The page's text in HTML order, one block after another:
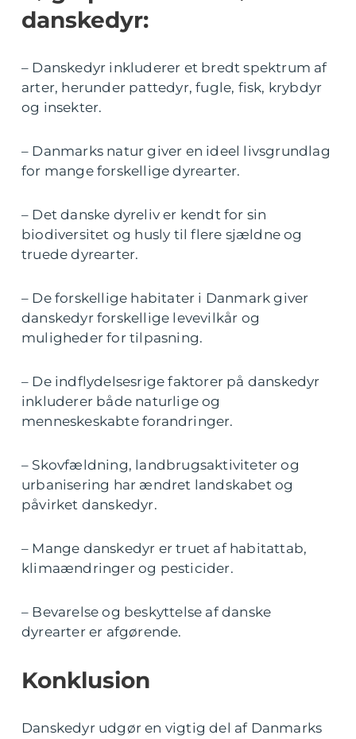
danskedyr:
– Danskedyr inkluderer et bredt spektrum af
arter, herunder pattedyr, fugle, fisk, krybdyr
og insekter.
– Danmarks natur giver en ideel livsgrundlag
for mange forskellige dyrearter.
– Det danske dyreliv er kendt for sin
biodiversitet og husly til flere sjældne og
truede dyrearter.
– De forskellige habitater i Danmark giver
danskedyr forskellige levevilkår og
muligheder for tilpasning.
– De indflydelsesrige faktorer på danskedyr
inkluderer både naturlige og
menneskeskabte forandringer.
– Skovfældning, landbrugsaktiviteter og
urbanisering har ændret landskabet og
påvirket danskedyr.
– Mange danskedyr er truet af habitattab,
klimaændringer og pesticider.
– Bevarelse og beskyttelse af danske
dyrearter er afgørende.
Konklusion
Danskedyr udgør en vigtig del af Danmarks